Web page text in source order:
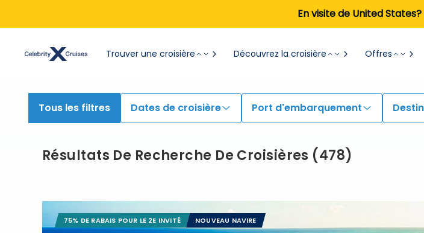
En visite de United States?
Trouver une croisière Découvrez la croisière Offres
Tous les filtres Dates de croisière Port d'embarquement
Résultats De Recherche De Croisières (478)
75% DE RABAIS POUR LE 2E INVITÉ NOUVEAU NAVIRE